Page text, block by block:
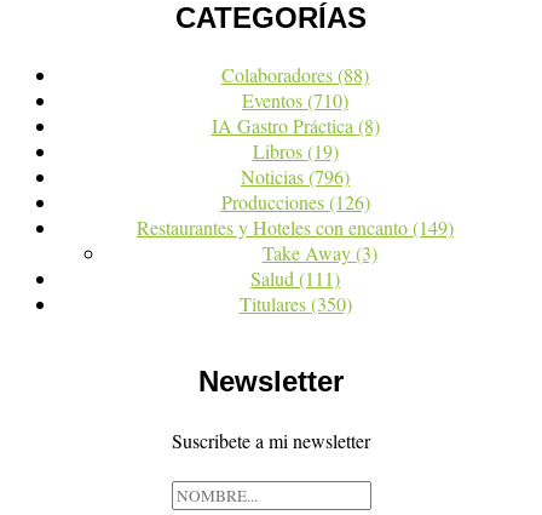
CATEGORÍAS
Colaboradores(88)
Eventos(710)
IA Gastro Práctica (8)
Libros(19)
Noticias(796)
Producciones(126)
Restaurantes y Hoteles con encanto(149)
Take Away(3)
Salud (111)
Titulares(350)
Newsletter
Suscribete a mi newsletter